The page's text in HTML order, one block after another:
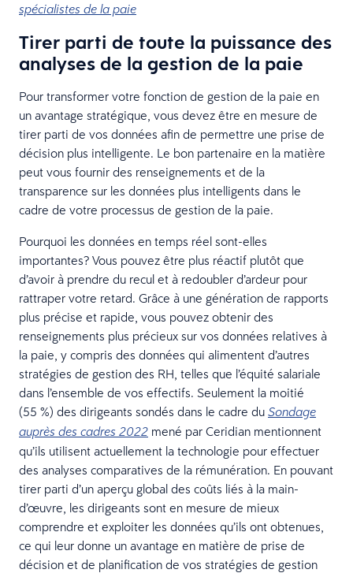
spécialistes de la paie
Tirer parti de toute la puissance des
analyses de la gestion de la paie
Pour transformer votre fonction de gestion de la paie en
un avantage stratégique, vous devez être en mesure de
tirer parti de vos données afin de permettre une prise de
décision plus intelligente. Le bon partenaire en la matière
peut vous fournir des renseignements et de la
transparence sur les données plus intelligents dans le
cadre de votre processus de gestion de la paie.
Pourquoi les données en temps réel sont-elles
importantes? Vous pouvez être plus réactif plutôt que
d’avoir à prendre du recul et à redoubler d’ardeur pour
rattraper votre retard. Grâce à une génération de rapports
plus précise et rapide, vous pouvez obtenir des
renseignements plus précieux sur vos données relatives à
la paie, y compris des données qui alimentent d’autres
stratégies de gestion des RH, telles que l’équité salariale
dans l’ensemble de vos effectifs. Seulement la moitié
(55 %) des dirigeants sondés dans le cadre du Sondage
auprès des cadres 2022 mené par Ceridian mentionnent
qu’ils utilisent actuellement la technologie pour effectuer
des analyses comparatives de la rémunération. En pouvant
tirer parti d’un aperçu global des coûts liés à la main-
d’œuvre, les dirigeants sont en mesure de mieux
comprendre et exploiter les données qu’ils ont obtenues,
ce qui leur donne un avantage en matière de prise de
décision et de planification de vos stratégies de gestion